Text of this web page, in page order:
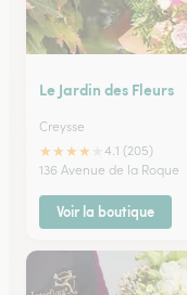
Le Jardin des Fleurs
Creysse
★★★★
4.1 (205)
136 Avenue de la Roque
Voir la boutique